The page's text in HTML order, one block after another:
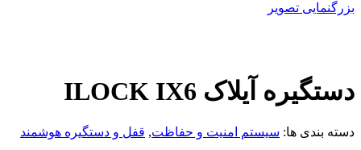
بزرگنمایی تصویر
دستگیره آیلاک ILOCK IX6
دسته بندی ها: سیستم امنیت و حفاظت, قفل و دستگیره هوشمند